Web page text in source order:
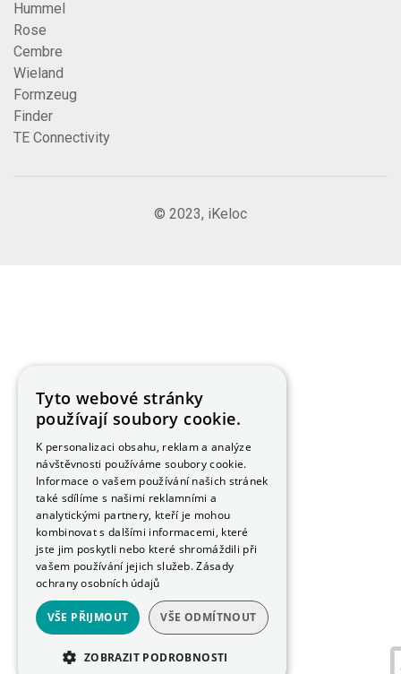
Hummel
Rose
Cembre
Wieland
Formzeug
Finder
TE Connectivity
© 2023, iKeloc
Tyto webové stránky
používají soubory cookie.
K personalizaci obsahu, reklam a analýze
návštěvnosti používáme soubory cookie.
Informace o vašem používání našich stránek
také sdílíme s našimi reklamními a
analytickými partnery, kteří je mohou
kombinovat s dalšími informacemi, které
jste jim poskytli nebo které shromáždili při
vašem používání jejich služeb.Zásady
ochrany osobních údajů
VŠE PŘIJMOUT VŠE ODMÍTNOUT
ZOBRAZIT PODROBNOSTI